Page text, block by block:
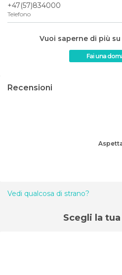
+47(57)834000
Telefono
Vuoi saperne di più
Fai una
Recensioni
Vedi qualcosa di strano?
Scegli la